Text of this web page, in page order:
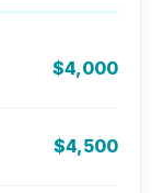
$4,000
$4,500